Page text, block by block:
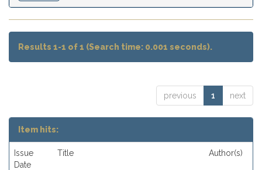
Results 1-1 of 1 (Search time: 0.001 seconds).
previous 1 next
Item hits:
Issue
Date
Title Author(s)